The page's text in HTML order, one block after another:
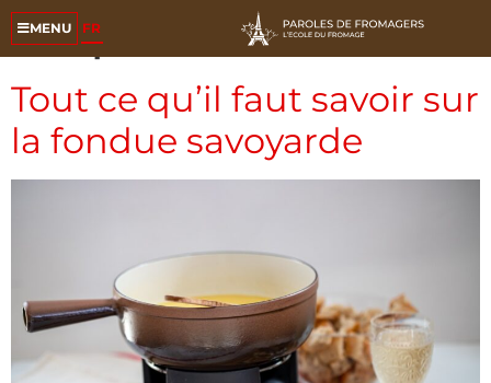
MENU FR
Étiquette :culture
Tout ce qu’il faut savoir sur
la fondue savoyarde